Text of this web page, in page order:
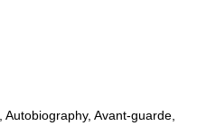
,Autobiography,Avant-guarde